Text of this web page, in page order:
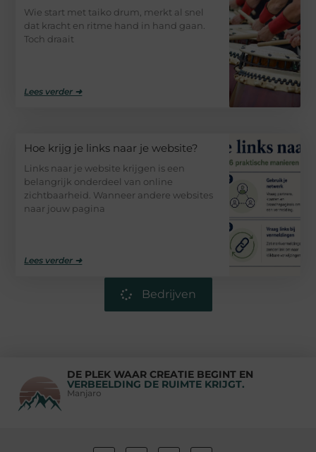
Wie start met taiko drum, merkt al snel
dat kracht en ritme hand in hand gaan.
Toch draait
Lees verder ➜
Hoe krijg je links naar je website?
Links naar je website krijgen is een
belangrijk onderdeel van online
zichtbaarheid. Wanneer andere websites
naar jouw pagina
Lees verder ➜
Bedrijven
DE PLEK WAAR CREATIE BEGINT EN
VERBEELDING DE RUIMTE KRIJGT.
Manjaro